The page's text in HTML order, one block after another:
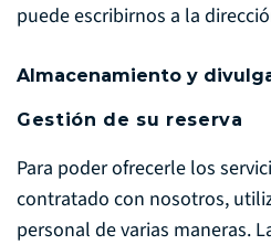
puede escribirnos a la
Almacenamiento y
Gestión de su reserva
Para poder ofrecerle los
contratado con nosotros,
personal de varias maneras.